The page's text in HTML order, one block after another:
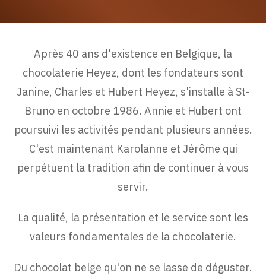
Après 40 ans d'existence en Belgique, la
chocolaterie Heyez, dont les fondateurs sont
Janine, Charles et Hubert Heyez, s'installe à St-
Bruno en octobre 1986. Annie et Hubert ont
poursuivi les activités pendant plusieurs années.
C'est maintenant Karolanne et Jérôme qui
perpétuent la tradition afin de continuer à vous
servir.
La qualité, la présentation et le service sont les
valeurs fondamentales de la chocolaterie.
Du chocolat belge qu'on ne se lasse de déguster.